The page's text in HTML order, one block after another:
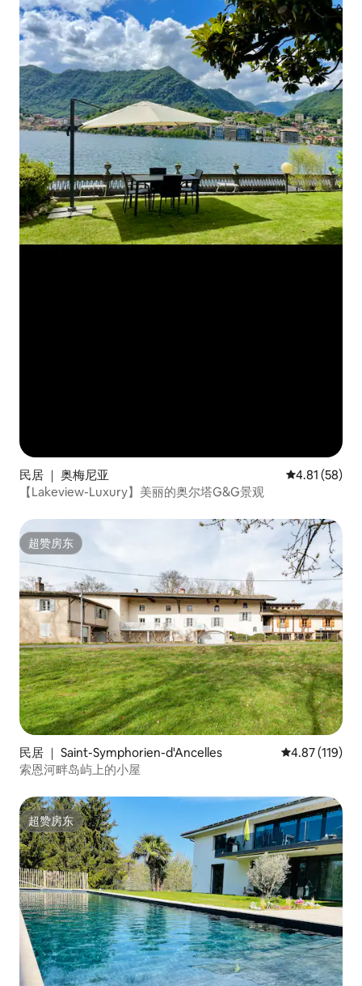
民居 ｜ 奥梅尼亚 平均评分
4.81 (58)
【Lakeview-Luxury】美丽的奥尔塔G&G景观
超赞房东
超赞房东
民居 ｜ Saint-Symphorien-d'Ancelles 平均评分 4.87
4.87 (119)
索恩河畔岛屿上的小屋
超赞房东
超赞房东